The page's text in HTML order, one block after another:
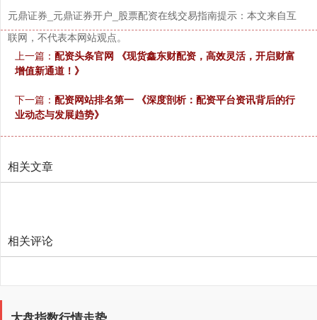
元鼎证券_元鼎证券开户_股票配资在线交易指南提示：本文来自互
联网，不代表本网站观点。
上一篇： 配资头条官网 《现货鑫东财配资，高效灵活，开启财富
增值新通道！》
下一篇： 配资网站排名第一 《深度剖析：配资平台资讯背后的行
业动态与发展趋势》
相关文章
相关评论